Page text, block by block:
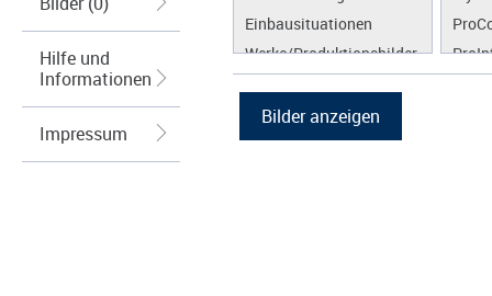
Hilfe und
Informationen
Impressum
Einbausituationen
Werke/Produktionsbilder
Grafiken